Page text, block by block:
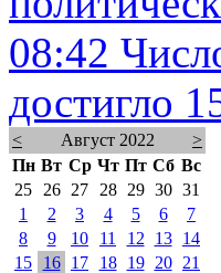
08:42
достигло
< Август 2022
>
Пн Вт Ср Чт Пт Сб Вс
25
26 27 28 29 30 31
1
2 3 4 5 6
7
8
9 10 11 12 13
14
15
16 17 18 19 20
21